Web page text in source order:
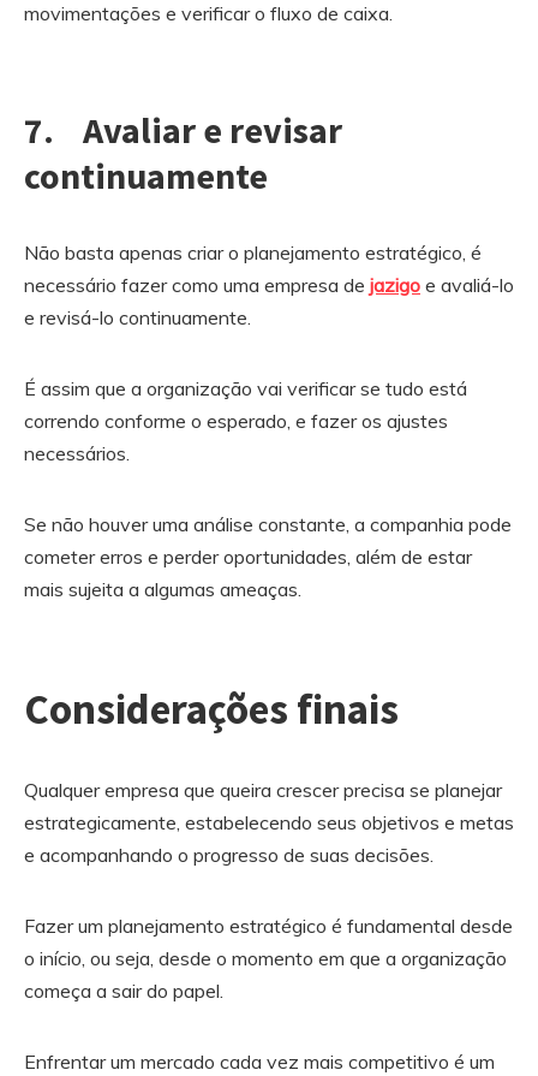
movimentações e verificar o fluxo de caixa.
7. Avaliar e revisar
continuamente
Não basta apenas criar o planejamento estratégico, é
necessário fazer como uma empresa de jazigo e avaliá-lo
e revisá-lo continuamente.
É assim que a organização vai verificar se tudo está
correndo conforme o esperado, e fazer os ajustes
necessários.
Se não houver uma análise constante, a companhia pode
cometer erros e perder oportunidades, além de estar
mais sujeita a algumas ameaças.
Considerações finais
Qualquer empresa que queira crescer precisa se planejar
estrategicamente, estabelecendo seus objetivos e metas
e acompanhando o progresso de suas decisões.
Fazer um planejamento estratégico é fundamental desde
o início, ou seja, desde o momento em que a organização
começa a sair do papel.
Enfrentar um mercado cada vez mais competitivo é um